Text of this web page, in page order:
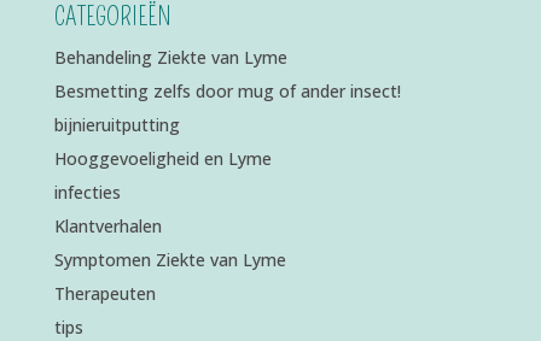
CATEGORIEËN
Behandeling Ziekte van Lyme
Besmetting zelfs door mug of ander insect!
bijnieruitputting
Hooggevoeligheid en Lyme
infecties
Klantverhalen
Symptomen Ziekte van Lyme
Therapeuten
tips